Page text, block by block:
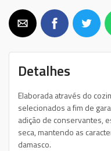
Detalhes
Elaborada através do
selecionados a fim de
adição de conservantes,
seca, mantendo as
damasco.